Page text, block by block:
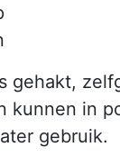
gehakt,
kunnen in
gebruik.